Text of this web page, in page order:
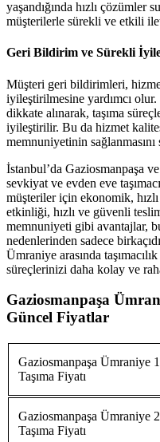
yaşandığında hızlı çözümler
müşterilerle sürekli ve etkili
Geri Bildirim ve Sürekli
Müşteri geri bildirimleri,
iyileştirilmesine yardımcı
dikkate alınarak, taşıma
iyileştirilir. Bu da hizmet
memnuniyetinin sağlanmasını
İstanbul’da Gaziosmanpaşa
sevkiyat ve evden eve
müşteriler için ekonomik,
etkinliği, hızlı ve güvenli
memnuniyeti gibi avantajlar,
nedenlerinden sadece
Ümraniye arasında
süreçlerinizi daha kolay ve
Gaziosmanpaşa
Güncel Fiyatlar
Gaziosmanpaşa Ümraniye
Taşıma Fiyatı
Gaziosmanpaşa Ümraniye
Taşıma Fiyatı